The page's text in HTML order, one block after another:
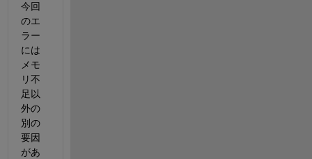
今回
のエ
ラー
には
メモ
リ不
足以
外の
別の
要因
があ